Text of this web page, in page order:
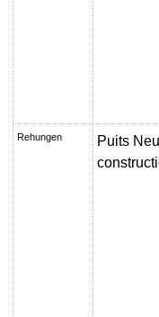
Rehungen
Puits